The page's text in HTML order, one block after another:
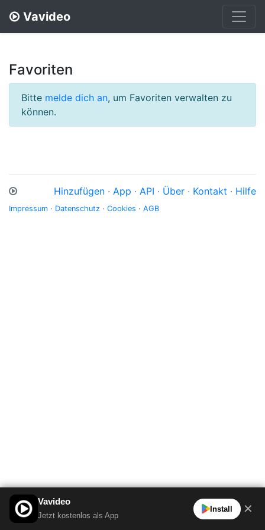
Vavideo
Favoriten
Bitte melde dich an, um Favoriten verwalten zu
können.
Hinzufügen · App · API · Über · Kontakt · Hilfe
Impressum · Datenschutz · Cookies · AGB
Vavideo
Jetzt kostenlos als App
Install ✕